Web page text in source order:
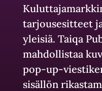
tarjousesitteet
yleisiä. Taiqa
mahdollistaa
pop-up-
sisällön